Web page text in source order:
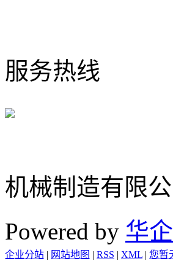
服务热线
机械制造有限
Powered by 华
企业分站 | 网站地图 | RSS | XML | 您暂